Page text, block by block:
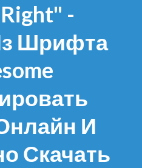
-
Шрифта
И
Скачать